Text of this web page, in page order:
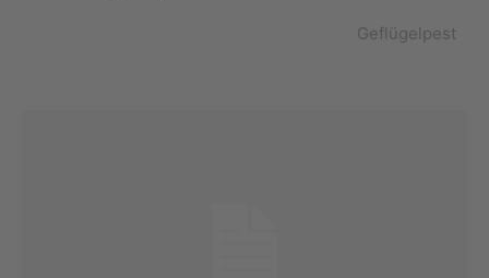
Geflügelpest